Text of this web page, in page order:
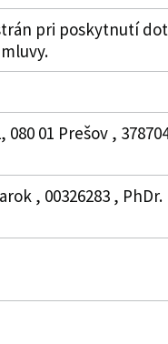
pri poskytnutí
01 Prešov ,
, 00326283 ,